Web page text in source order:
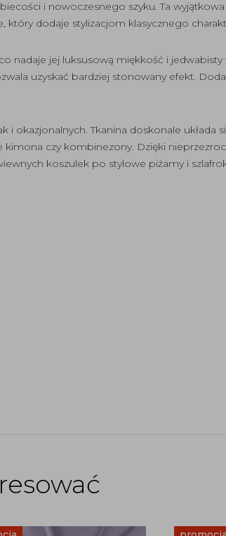
i nowoczesnego szyku. Ta wyjątkowa
który dodaje stylizacjom klasycznego
nadaje jej luksusową miękkość i jedwabisty
uzyskać bardziej stonowany efekt.
i okazjonalnych. Tkanina doskonale układa
czy kombinezony. Dzięki
koszulek po stylowe piżamy i